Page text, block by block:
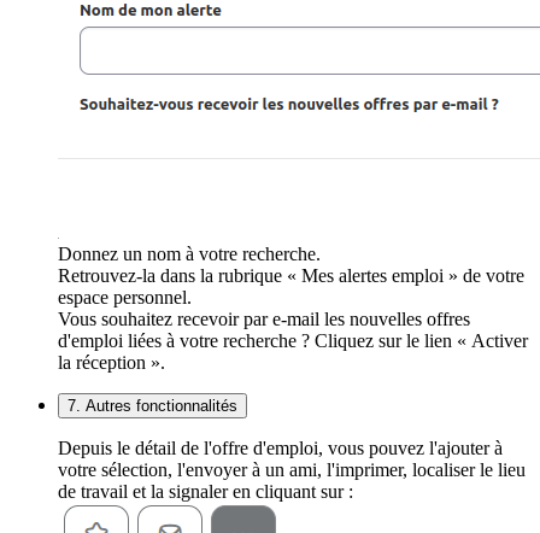
Donnez un nom à votre recherche.
Retrouvez-la dans la rubrique « Mes alertes emploi » de votre
espace personnel.
Vous souhaitez recevoir par e-mail les nouvelles offres
d'emploi liées à votre recherche ? Cliquez sur le lien « Activer
la réception ».
7. Autres fonctionnalités
Depuis le détail de l'offre d'emploi, vous pouvez l'ajouter à
votre sélection, l'envoyer à un ami, l'imprimer, localiser le lieu
de travail et la signaler en cliquant sur :